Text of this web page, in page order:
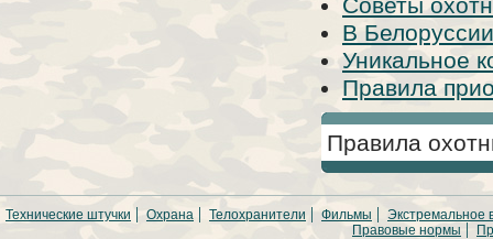
В
Уникальное
Правила
Правила
Технические штучки Охрана Телохранители Фильмы
Экстремальное
Правовые нормы